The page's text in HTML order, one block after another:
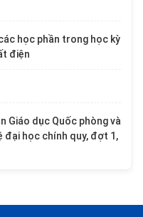
học phần trong học kỳ
điện
Giáo dục Quốc phòng và
đại học chính quy, đợt 1,